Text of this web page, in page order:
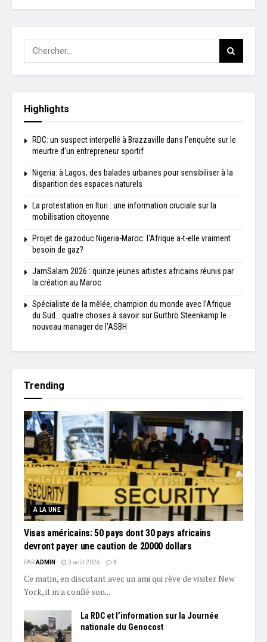
Highlights
RDC: un suspect interpellé à Brazzaville dans l’enquête sur le
meurtre d'un entrepreneur sportif
Nigeria: à Lagos, des balades urbaines pour sensibiliser à la
disparition des espaces naturels
La protestation en Ituri : une information cruciale sur la
mobilisation citoyenne
Projet de gazoduc Nigeria-Maroc: l'Afrique a-t-elle vraiment
besoin de gaz?
JamSalam 2026 : quinze jeunes artistes africains réunis par
la création au Maroc
Spécialiste de la mêlée, champion du monde avec l’Afrique
du Sud… quatre choses à savoir sur Gurthrö Steenkamp le
nouveau manager de l’ASBH
Trending
À LA UNE
Visas américains: 50 pays dont 30 pays africains
devront payer une caution de 20000 dollars
PARADMIN 3 août 2026 0
Ce matin, en discutant avec un ami qui rêve de visiter New
York, il m'a confié son...
La RDC et l’information sur la Journée
nationale du Genocost